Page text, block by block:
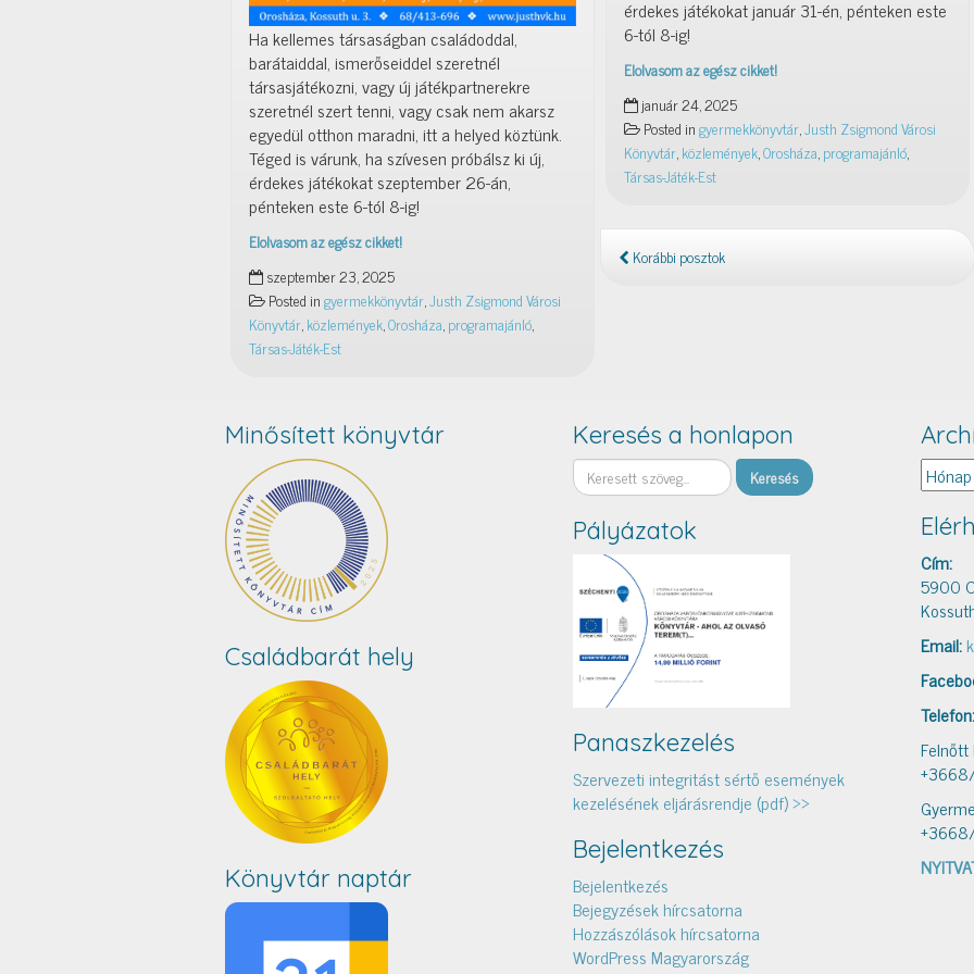
Ha kellemes társaságban családoddal,
barátaiddal, ismerőseiddel szeretnél
társasjátékozni, vagy új játékpartnerekre
szeretnél szert tenni, vagy csak nem akarsz
egyedül otthon maradni, itt a helyed köztünk.
Téged is várunk, ha szívesen próbálsz ki új,
érdekes játékokat szeptember 26-án,
pénteken este 6-tól 8-ig!
Elolvasom az egész cikket!
Társas-
Játék-
Est
–
2025.
szeptember 23, 2025
Posted ingyermekkönyvtár,Justh Zsigmond Városi
Könyvtár,közlemények,Orosháza,programajánló,
Társas-Játék-Est
érdekes játékokat január 31-én, pénteken este
6-tól 8-ig!
Elolvasom az egész cikket!
Január
31.:
Társas-
Játék-
Est
január 24, 2025
Posted ingyermekkönyvtár,Justh Zsigmond Városi
Könyvtár,közlemények,Orosháza,programajánló,
Társas-Játék-Est
Korábbi posztok
Minősített könyvtár
Családbarát hely
Könyvtár naptár
Keresés a honlapon
Keresés
Pályázatok
Panaszkezelés
Szervezeti integritást sértő események
kezelésének eljárásrendje (pdf) >>
Bejelentkezés
Bejelentkezés
Bejegyzések hírcsatorna
Hozzászólások hírcsatorna
WordPress Magyarország
Cím:
5900
Email:
Telefon:
Felnőtt